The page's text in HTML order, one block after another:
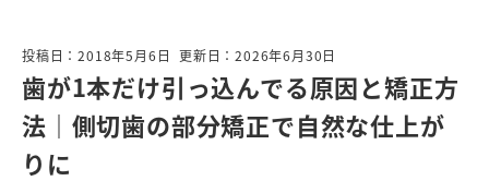
投稿日：2018年5月6日 更新日：2026年6月30日
歯が1本だけ引っ込んでる原因と矯正方
法｜側切歯の部分矯正で自然な仕上が
りに